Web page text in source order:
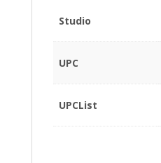
Studio
UPC
UPCList